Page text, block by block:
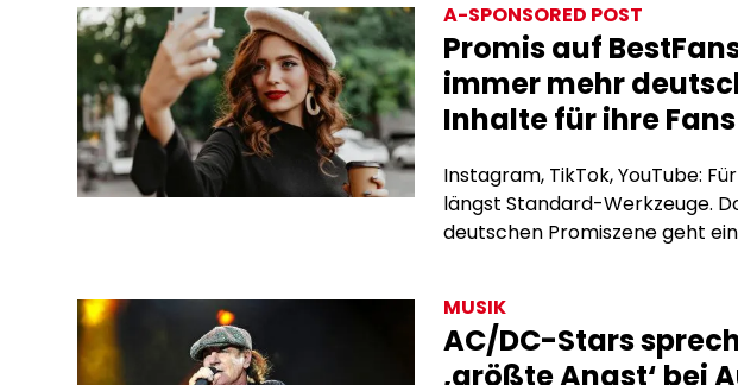
A-SPONSORED POST
Promis auf
immer mehr
Inhalte für ihre
Instagram, TikTok, YouTube:
längst Standard-Werkzeuge.
deutschen Promiszene geht
Algorithmen, ohne
Werbeverträge, die den Inhalt
hinter dem Trend, und warum
MUSIK
AC/DC-Stars
‚größte Angst‘ bei